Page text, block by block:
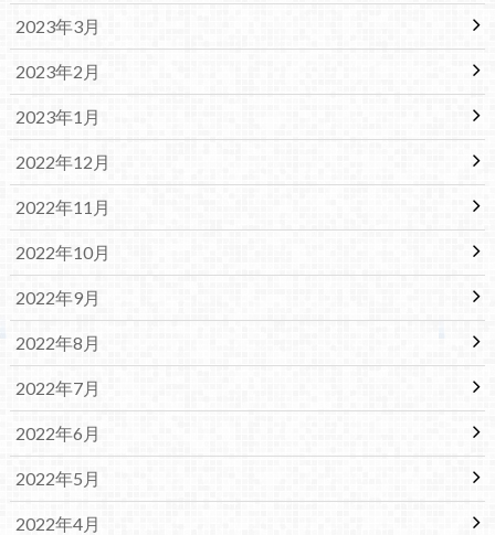
2023年3月
2023年2月
2023年1月
2022年12月
2022年11月
2022年10月
2022年9月
2022年8月
2022年7月
2022年6月
2022年5月
2022年4月